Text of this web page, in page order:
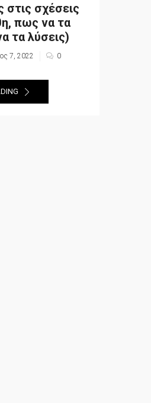
στις σχέσεις
πως να τα
τα λύσεις)
7, 2022 0